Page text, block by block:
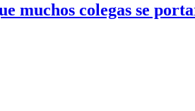
muchos colegas se